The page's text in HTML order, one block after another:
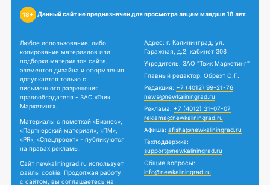
18+ Данный сайт не предназначен для просмотра лицам младше 18 лет.
Любое использование, либо
копирование материалов или
подборки материалов сайта,
элементов дизайна и оформления
допускается только с
письменного разрешения
правообладателя - ЗАО «Твик
Маркетинг».
Материалы с пометкой «Бизнес»,
«Партнерский материал», «ПМ»,
«PR», «Спецпроект» - публикуются
на правах рекламы.
Сайт newkaliningrad.ru использует
файлы cookie. Продолжая работу
с сайтом, вы соглашаетесь на
Адрес: г. Калининград, ул.
Гаражная, д.2, кабинет 308
Учредитель: ЗАО "Твик Маркетинг"
Главный редактор: Обрехт О.Г.
Редакция: +7 (4012) 99-21-76
news@newkaliningrad.ru
Реклама: +7 (4012) 31-07-07
reklama@newkaliningrad.ru
Афиша: afisha@newkaliningrad.ru
Техподдержка:
support@newkaliningrad.ru
Общие вопросы:
info@newkaliningrad.ru